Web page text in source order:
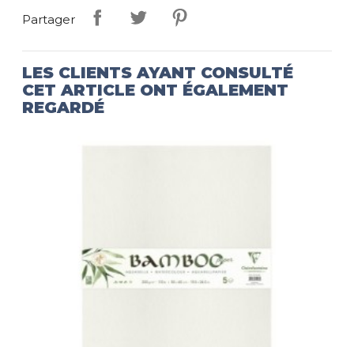
Partager
LES CLIENTS AYANT CONSULTÉ
CET ARTICLE ONT ÉGALEMENT
REGARDÉ